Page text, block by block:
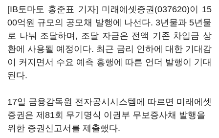
[IB토마토 홍준표 기자] 미래에셋증권(037620)이 15
00억원 규모의 공모채 발행에 나선다. 3년물과 5년물
로 나눠 조달하며, 조달 자금은 전액 기존 차입금 상
환에 사용될 예정이다. 최근 금리 인하에 대한 기대감
이 커지면서 수요 예측 흥행에 따른 언더 발행이 기대
된다.
17일 금융감독원 전자공시시스템에 따르면 미래에셋
증권은 제81회 무기명식 이권부 무보증사채 발행을
위한 증권신고서를 제출했다.